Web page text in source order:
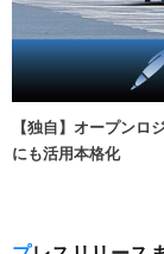
【独自】オープン
にも活用本格化